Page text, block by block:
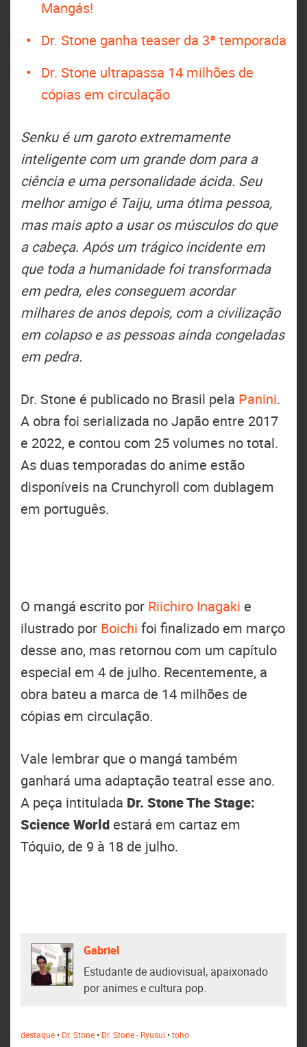
Mangás!
Dr. Stone ganha teaser da 3ª temporada
Dr. Stone ultrapassa 14 milhões de
cópias em circulação
Senku é um garoto extremamente
inteligente com um grande dom para a
ciência e uma personalidade ácida. Seu
melhor amigo é Taiju, uma ótima pessoa,
mas mais apto a usar os músculos do que
a cabeça. Após um trágico incidente em
que toda a humanidade foi transformada
em pedra, eles conseguem acordar
milhares de anos depois, com a civilização
em colapso e as pessoas ainda congeladas
em pedra.
Dr. Stone é publicado no Brasil pela Panini.
A obra foi serializada no Japão entre 2017
e 2022, e contou com 25 volumes no total.
As duas temporadas do anime estão
disponíveis na Crunchyroll com dublagem
em português.
O mangá escrito por Riichiro Inagaki e
ilustrado por Boichi foi finalizado em março
desse ano, mas retornou com um capítulo
especial em 4 de julho. Recentemente, a
obra bateu a marca de 14 milhões de
cópias em circulação.
Vale lembrar que o mangá também
ganhará uma adaptação teatral esse ano.
A peça intitulada Dr. Stone The Stage:
Science World estará em cartaz em
Tóquio, de 9 à 18 de julho.
Gabriel
Estudante de audiovisual, apaixonado
por animes e cultura pop.
destaque• Dr. Stone• Dr. Stone - Ryusui •toho